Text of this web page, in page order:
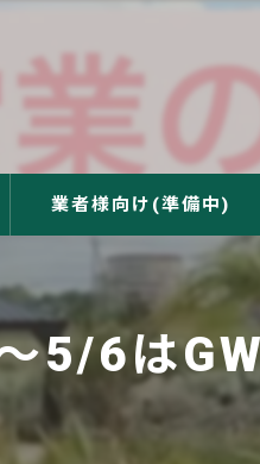
業者様向け(準備中)
5/6は